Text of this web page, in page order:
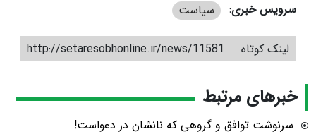
سرویس خبری: سیاست
لینک کوتاه http://setaresobhonline.ir/news/11581
خبرهای مرتبط
سرنوشت توافق و گروهی که نانشان در دعواست!